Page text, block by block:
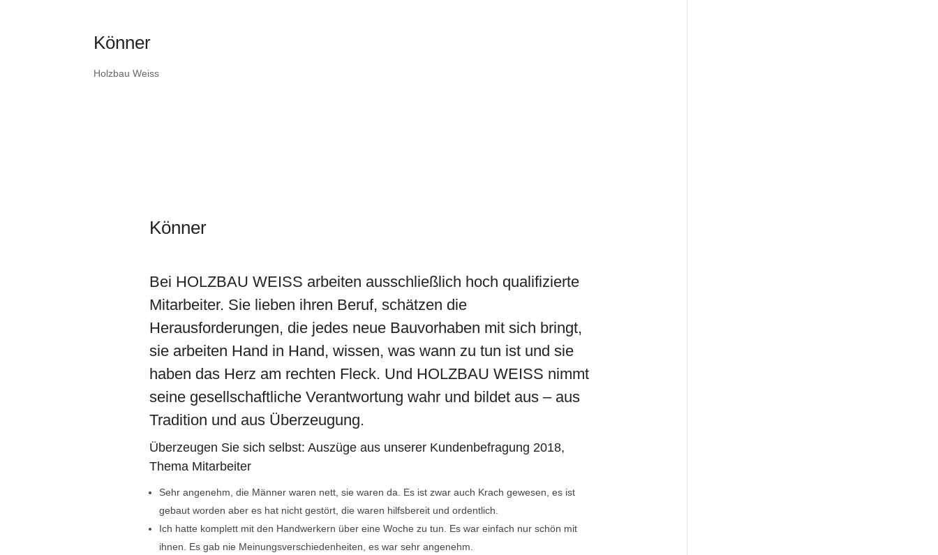
Könner
Holzbau Weiss
Könner
Bei HOLZBAU WEISS arbeiten ausschließlich hoch qualifizierte
Mitarbeiter. Sie lieben ihren Beruf, schätzen die
Herausforderungen, die jedes neue Bauvorhaben mit sich bringt,
sie arbeiten Hand in Hand, wissen, was wann zu tun ist und sie
haben das Herz am rechten Fleck. Und HOLZBAU WEISS nimmt
seine gesellschaftliche Verantwortung wahr und bildet aus – aus
Tradition und aus Überzeugung.
Überzeugen Sie sich selbst: Auszüge aus unserer Kundenbefragung 2018,
Thema Mitarbeiter
Sehr angenehm, die Männer waren nett, sie waren da. Es ist zwar auch Krach gewesen, es ist
gebaut worden aber es hat nicht gestört, die waren hilfsbereit und ordentlich.
Ich hatte komplett mit den Handwerkern über eine Woche zu tun. Es war einfach nur schön mit
ihnen. Es gab nie Meinungsverschiedenheiten, es war sehr angenehm.